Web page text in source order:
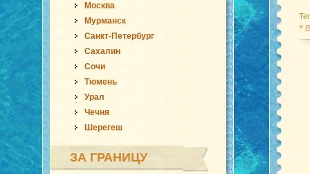
Москва
Мурманск
Санкт-Петербург
Сахалин
Сочи
Тюмень
Урал
Чечня
Шерегеш
ЗА ГРАНИЦУ
»